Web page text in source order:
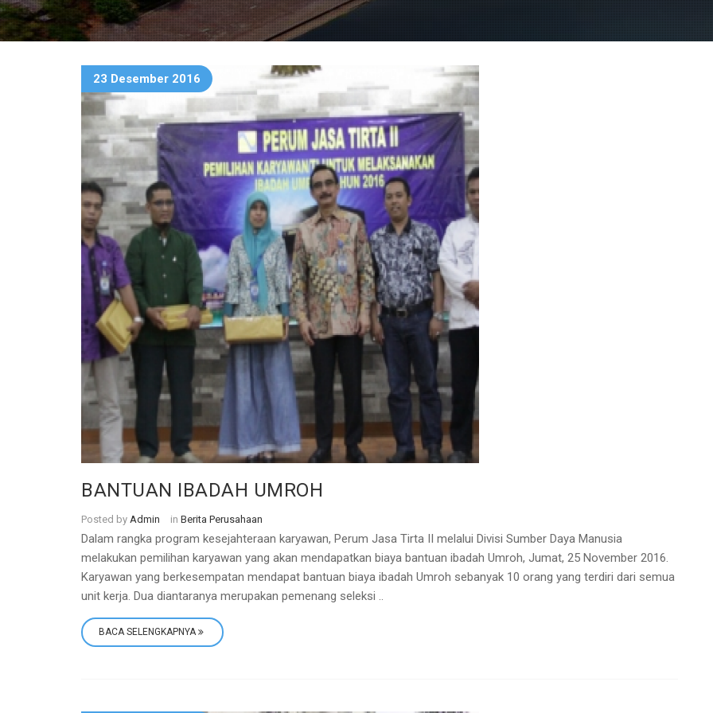
23 Desember 2016
BANTUAN IBADAH UMROH
Posted by Admin in Berita Perusahaan
Dalam rangka program kesejahteraan karyawan, Perum Jasa Tirta II melalui Divisi Sumber Daya Manusia
melakukan pemilihan karyawan yang akan mendapatkan biaya bantuan ibadah Umroh, Jumat, 25 November 2016.
Karyawan yang berkesempatan mendapat bantuan biaya ibadah Umroh sebanyak 10 orang yang terdiri dari semua
unit kerja. Dua diantaranya merupakan pemenang seleksi ..
BACA SELENGKAPNYA